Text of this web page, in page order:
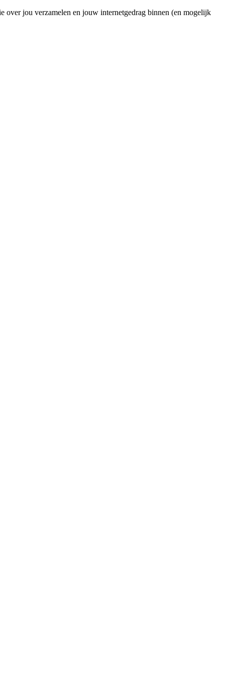
over jou verzamelen en jouw internetgedrag binnen (en mogelijk